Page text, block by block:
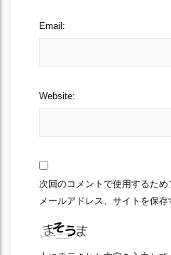
Email:
Website:
次回のコメントで使用するため
メールアドレス、サイトを保存